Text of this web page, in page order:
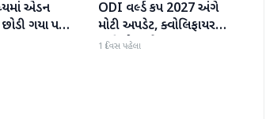
એડન
છોડી ગયા પછી
જાયન્ટ્સ
રમતગમત
ODI વર્લ્ડ કપ 2027 અંગે
મોટી અપડેટ, ક્વોલિફાયર
તારીખો જાહેર
1 દિવસ પહેલા